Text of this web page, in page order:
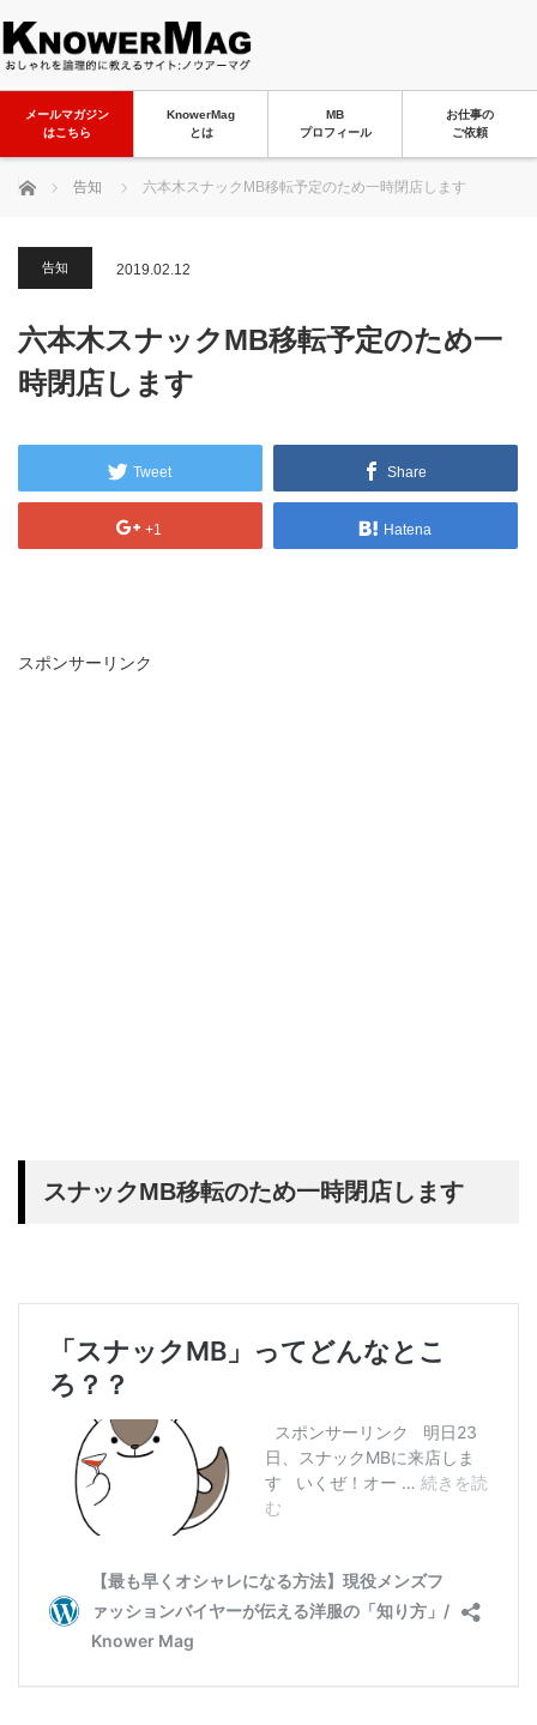
メールマガジン
はこちら
KnowerMag
とは
MB
プロフィール
お仕事の
ご依頼
ホーム 告知 六本木スナックMB移転予定のため一時閉店します
告知 2019.02.12
六本木スナックMB移転予定のため一
時閉店します
Tweet Share
+1 Hatena
スポンサーリンク
スナックMB移転のため一時閉店します